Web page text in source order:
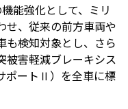
能強化として、ミリ
せ、従来の前方車両や
も検知対象とし、さら
被害軽減ブレーキシス
ポートⅡ）を全車に標